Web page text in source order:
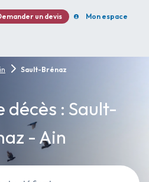
un devis Mon espace
Sault-Brénaz
décès : Sault-
- Ain